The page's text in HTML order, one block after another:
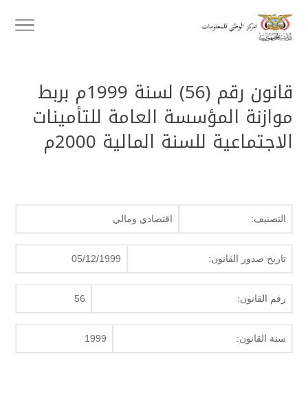
قانون رقم (56) لسنة 1999م بربط
موازنة المؤسسة العامة للتأمينات
الاجتماعية للسنة المالية 2000م
التصنيف: اقتصادي ومالي
تاريخ صدور القانون: 05/12/1999
رقم القانون: 56
سنة القانون: 1999